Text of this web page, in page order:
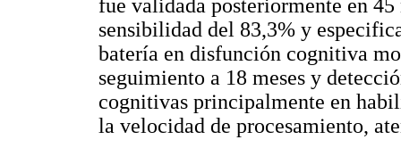
fue validada posteriormente en
sensibilidad del 83,3% y
batería en disfunción cognitiva
seguimiento a 18 meses y
cognitivas principalmente en
la velocidad de procesamiento,